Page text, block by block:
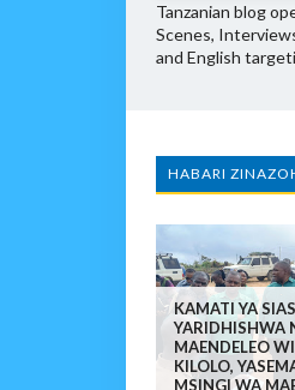
Tanzanian blog
Scenes,
and English
HABARI
KAMATI YA
YARIDHISHWA
MAENDELEO
KILOLO,
MSINGI WA